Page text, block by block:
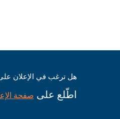
هل ترغب في الإعلان
اطّلع على صفحة